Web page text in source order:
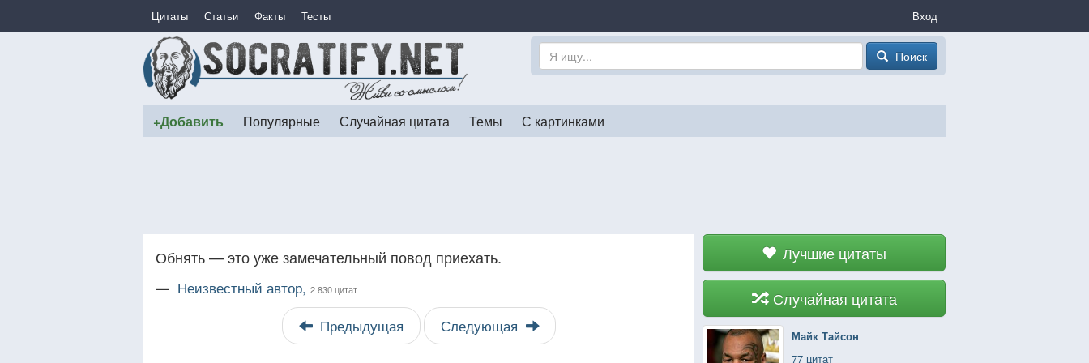
Цитаты Статьи Факты Тесты Вход
Поиск
+Добавить Популярные Случайная цитата Темы С картинками
Лучшие цитаты
Случайная цитата
Майк Тайсон
77 цитат
Обнять — это уже замечательный повод приехать.
— Неизвестный автор, 2 830 цитат
Предыдущая Следующая